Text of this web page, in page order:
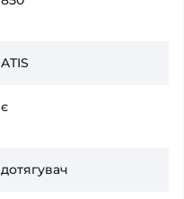
ATIS
є
дотягувач